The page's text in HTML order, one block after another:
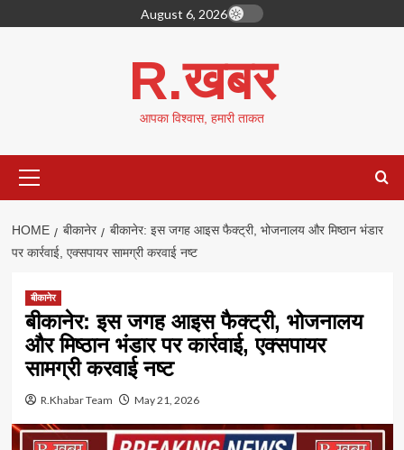
to
August 6, 2026
R.खबर
आपका विश्वास, हमारी ताकत
Menu
HOME बीकानेर
बीकानेर: इस जगह आइस फैक्ट्री, भोजनालय और मिष्ठान भंडार
पर कार्रवाई, एक्सपायर सामग्री करवाई नष्ट
बीकानेर
बीकानेर: इस जगह आइस फैक्ट्री, भोजनालय
और मिष्ठान भंडार पर कार्रवाई, एक्सपायर
सामग्री करवाई नष्ट
R.Khabar Team May 21, 2026